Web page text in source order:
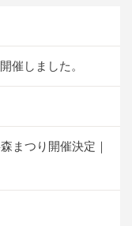
催しました。
まつり開催決定｜